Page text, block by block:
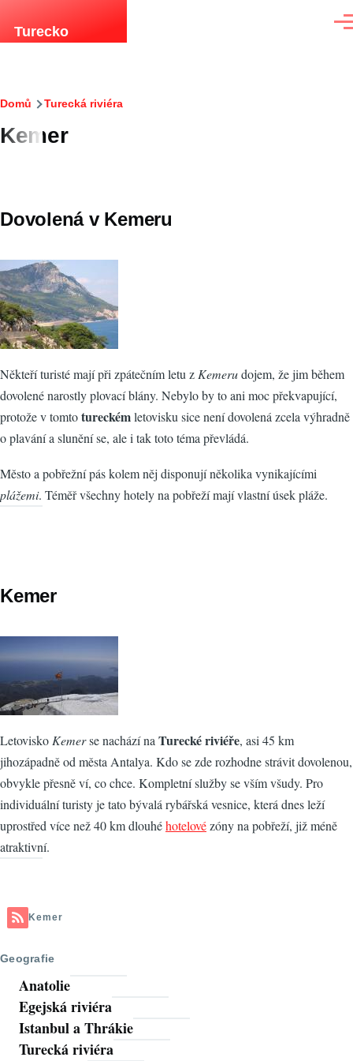
Turecko
Drobečková
navigace
Domů Turecká riviéra
Kemer
Dovolená v Kemeru
Někteří turisté mají při zpátečním letu z Kemerudojem, že jim během
dovolené narostly plovací blány. Nebylo by to ani moc překvapující,
protože v tomtotureckémletovisku sice není dovolená zcela výhradně
o plavání a slunění se, ale i tak toto téma převládá.
Město a pobřežní pás kolem něj disponují několika vynikajícími
plážemi. Téměř všechny hotely na pobřeží mají vlastní úsek pláže.
Kemer
Letovisko Kemerse nachází na Turecké riviéře, asi 45 km
jihozápadně od města Antalya. Kdo se zde rozhodne strávit dovolenou,
obvykle přesně ví, co chce. Kompletní služby se vším všudy. Pro
individuální turisty je tato bývalá rybářská vesnice, která dnes leží
uprostřed více než 40 km dlouhéhotelovézóny na pobřeží, již méně
atraktivní.
Kemer
Geografie
Anatolie
Egejská riviéra
Istanbul a Thrákie
Turecká riviéra